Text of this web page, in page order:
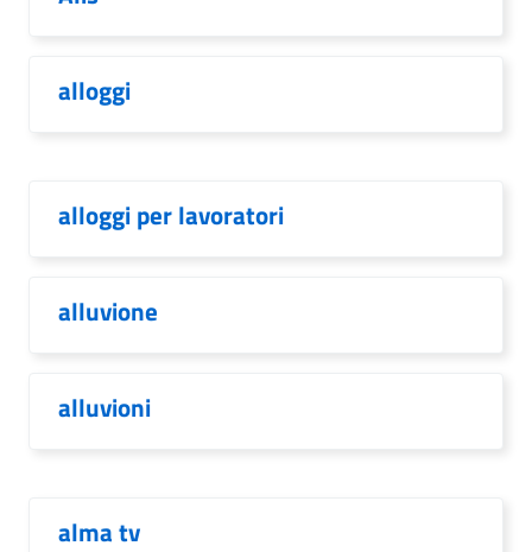
alloggi
alloggi per lavoratori
alluvione
alluvioni
alma tv